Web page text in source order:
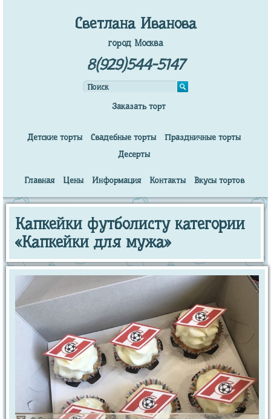
Светлана Иванова
город Москва
8(929)544-5147
Заказать торт
Детские торты Свадебные торты
Праздничные торты
Десерты
Главная Цены Информация Контакты Вкусы тортов
Капкейки футболисту категории
«Капкейки для мужа»